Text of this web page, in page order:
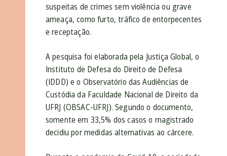
suspeitas de crimes sem violência ou grave
ameaça, como furto, tráfico de entorpecentes
e receptação.
A pesquisa foi elaborada pela Justiça Global, o
Instituto de Defesa do Direito de Defesa
(IDDD) e o Observatório das Audiências de
Custódia da Faculdade Nacional de Direito da
UFRJ (OBSAC-UFRJ). Segundo o documento,
somente em 33,5% dos casos o magistrado
decidiu por medidas alternativas ao cárcere.